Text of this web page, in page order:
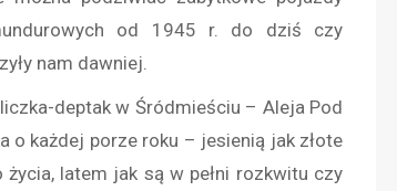
od 1945 r. do dziś czy
nam dawniej.
deptak w Śródmieściu – Aleja Pod
o każdej porze roku – jesienią jak złote
latem jak są w pełni rozkwitu czy